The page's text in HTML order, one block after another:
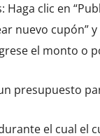
clic en
nuevo
el monto o
presupuesto
el cual el